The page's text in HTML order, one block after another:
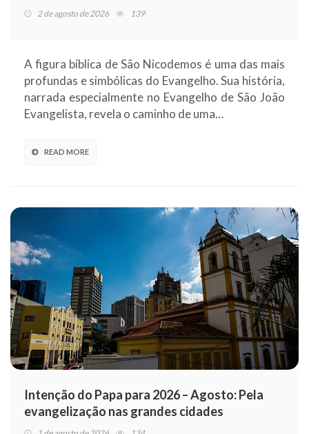
2 de agosto de 2026 139
A figura bíblica de São Nicodemos é uma das mais
profundas e simbólicas do Evangelho. Sua história,
narrada especialmente no Evangelho de São João
Evangelista, revela o caminho de uma…
READ MORE
Intenção do Papa para 2026 – Agosto: Pela
evangelização nas grandes cidades